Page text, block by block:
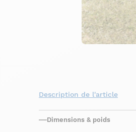
Description de l'article
Dimensions & poids